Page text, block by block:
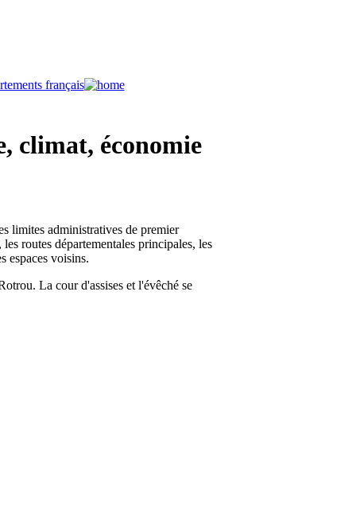
climat, économie
limites administratives de premier
routes départementales principales, les
espaces voisins.
La cour d'assises et l'évêché se